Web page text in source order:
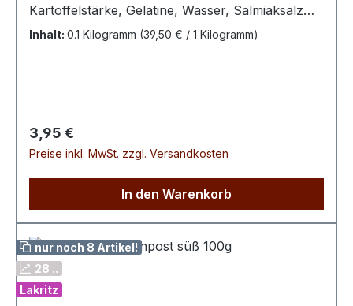
Kartoffelstärke, Gelatine, Wasser, Salmiaksalz
3,6%, Süssholzwurzelextrakt, Farbstoff:
79,0 g davon Zucker 58,0 g Eiweiß 5,8 g Salz 0,5
g
Inhalt: 0.1 Kilogramm (39,50 € / 1 Kilogramm)
Regulärer Preis:
3,95 €
Preise inkl. MwSt. zzgl. Versandkosten
In den Warenkorb
nur noch 8 Artikel!
28 ..
Lakritz